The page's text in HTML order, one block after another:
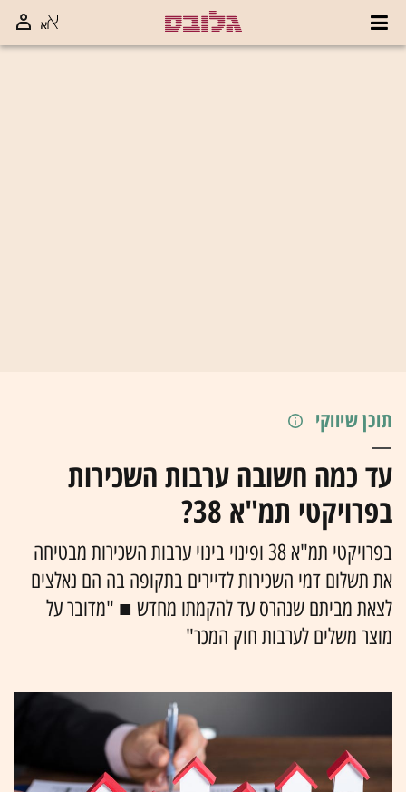
תוכן שיווקי
עד כמה חשובה ערבות השכירות
בפרויקטי תמ"א 38?
בפרויקטי תמ"א 38 ופינוי בינוי ערבות השכירות מבטיחה
את תשלום דמי השכירות לדיירים בתקופה בה הם נאלצים
לצאת מביתם שנהרס עד להקמתו מחדש ■ "מדובר על
מוצר משלים לערבות חוק המכר"